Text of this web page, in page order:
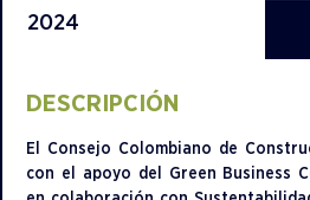
2024
DESCRIPCIÓN
El Consejo Colombiano de
con el apoyo del Green Business